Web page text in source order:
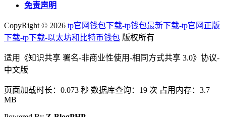
免责声明
CopyRight © 2026 tp官网钱包下载-tp钱包最新下载-tp官网正版
下载-tp下载-以太坊和比特币钱包 版权所有
适用《知识共享 署名-非商业性使用-相同方式共享 3.0》协议-
中文版
页面加载时长：0.073 秒 数据库查询：19 次 占用内存：3.7
MB